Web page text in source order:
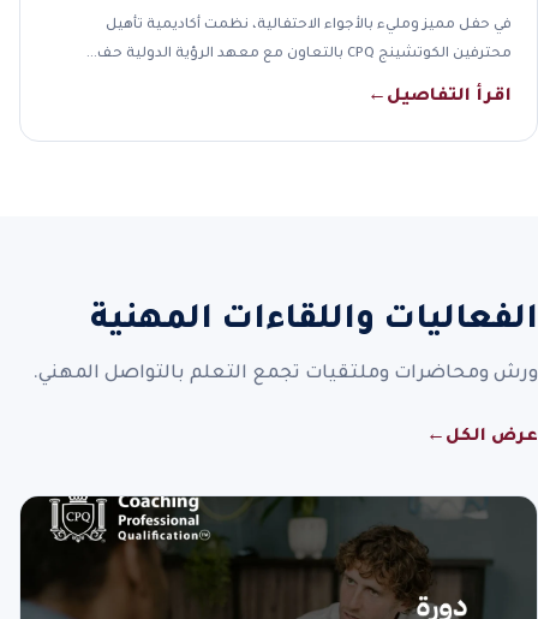
في حفل مميز ومليء بالأجواء الاحتفالية، نظمت أكاديمية تأهيل
محترفين الكوتشينج CPQ بالتعاون مع معهد الرؤية الدولية حف…
اقرأ التفاصيل ←
الفعاليات واللقاءات المهنية
ورش ومحاضرات وملتقيات تجمع التعلم بالتواصل المهني.
عرض الكل ←